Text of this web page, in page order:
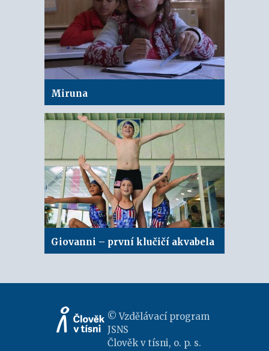
Miruna
Giovanni – první klučičí akvabela
© Vzdělávací program
JSNS
Člověk v tísni, o. p. s.